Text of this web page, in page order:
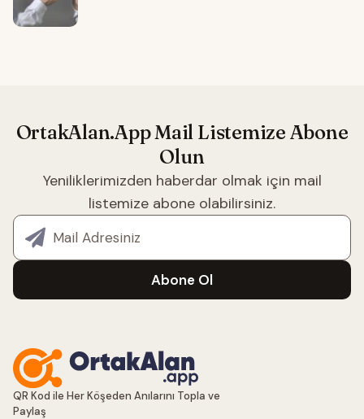
OrtakAlan.App Mail Listemize Abone
Olun
Yeniliklerimizden haberdar olmak için mail
listemize abone olabilirsiniz.
E-posta adresiniz
Abone Ol
QR Kod ile Her Köşeden Anılarını Topla ve
Paylaş